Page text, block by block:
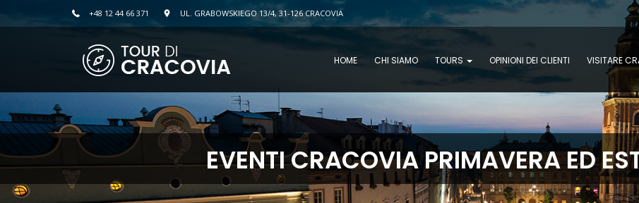
+48 12 44 66 371 UL. GRABOWSKIEGO 13/4, 31-126 CRACOVIA
HOME CHI SIAMO TOURS OPINIONI DEI CLIENTI VISITARE
EVENTI CRACOVIA PRIMAVERA ED